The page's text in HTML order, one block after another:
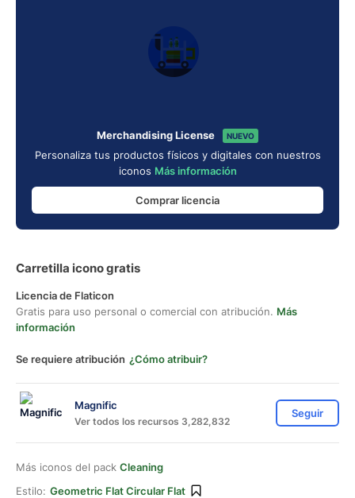
Merchandising License NUEVO
Personaliza tus productos físicos y digitales con nuestros
iconos Más información
Comprar licencia
Carretilla icono gratis
Licencia de Flaticon
Gratis para uso personal o comercial con atribución. Más
información
Se requiere atribución ¿Cómo atribuir?
Magnific
Ver todos los recursos 3,282,832
Seguir
Más iconos del pack Cleaning
Estilo: Geometric Flat Circular Flat